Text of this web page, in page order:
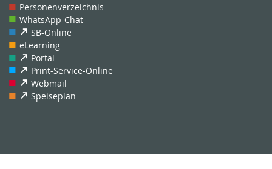
Personenverzeichnis
WhatsApp-Chat
SB-Online
eLearning
Portal
Print-Service-Online
Webmail
Speiseplan